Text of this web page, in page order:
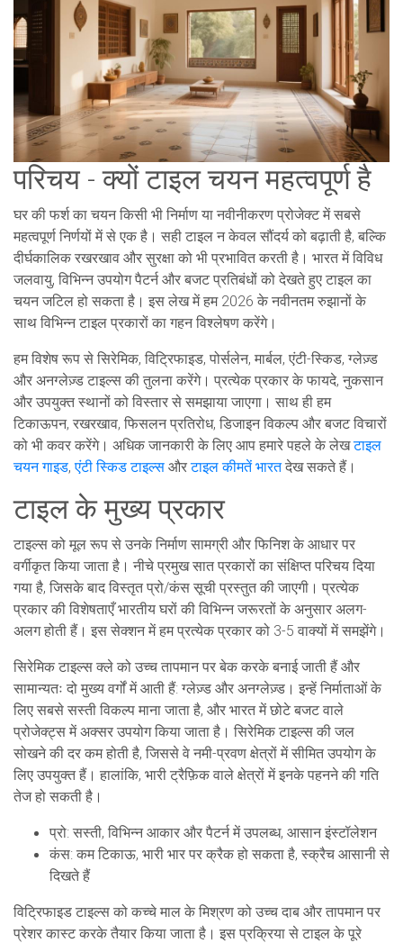
परिचय - क्यों टाइल चयन महत्वपूर्ण है
घर की फर्श का चयन किसी भी निर्माण या नवीनीकरण प्रोजेक्ट में सबसे
महत्वपूर्ण निर्णयों में से एक है। सही टाइल न केवल सौंदर्य को बढ़ाती है, बल्कि
दीर्घकालिक रखरखाव और सुरक्षा को भी प्रभावित करती है। भारत में विविध
जलवायु, विभिन्न उपयोग पैटर्न और बजट प्रतिबंधों को देखते हुए टाइल का
चयन जटिल हो सकता है। इस लेख में हम 2026 के नवीनतम रुझानों के
साथ विभिन्न टाइल प्रकारों का गहन विश्लेषण करेंगे।
हम विशेष रूप से सिरेमिक, विट्रिफाइड, पोर्सलेन, मार्बल, एंटी-स्किड, ग्लेज़्ड
और अनग्लेज़्ड टाइल्स की तुलना करेंगे। प्रत्येक प्रकार के फायदे, नुकसान
और उपयुक्त स्थानों को विस्तार से समझाया जाएगा। साथ ही हम
टिकाऊपन, रखरखाव, फिसलन प्रतिरोध, डिजाइन विकल्प और बजट विचारों
को भी कवर करेंगे। अधिक जानकारी के लिए आप हमारे पहले के लेखटाइल
चयन गाइड,एंटी स्किड टाइल्स औरटाइल कीमतें भारतदेख सकते हैं।
टाइल के मुख्य प्रकार
टाइल्स को मूल रूप से उनके निर्माण सामग्री और फिनिश के आधार पर
वर्गीकृत किया जाता है। नीचे प्रमुख सात प्रकारों का संक्षिप्त परिचय दिया
गया है, जिसके बाद विस्तृत प्रो/कंस सूची प्रस्तुत की जाएगी। प्रत्येक
प्रकार की विशेषताएँ भारतीय घरों की विभिन्न जरूरतों के अनुसार अलग-
अलग होती हैं। इस सेक्शन में हम प्रत्येक प्रकार को 3-5 वाक्यों में समझेंगे।
सिरेमिक टाइल्स क्ले को उच्च तापमान पर बेक करके बनाई जाती हैं और
सामान्यतः दो मुख्य वर्गों में आती हैं: ग्लेज़्ड और अनग्लेज़्ड। इन्हें निर्माताओं के
लिए सबसे सस्ती विकल्प माना जाता है, और भारत में छोटे बजट वाले
प्रोजेक्ट्स में अक्सर उपयोग किया जाता है। सिरेमिक टाइल्स की जल
सोखने की दर कम होती है, जिससे वे नमी-प्रवण क्षेत्रों में सीमित उपयोग के
लिए उपयुक्त हैं। हालांकि, भारी ट्रैफ़िक वाले क्षेत्रों में इनके पहनने की गति
तेज हो सकती है।
प्रो: सस्ती, विभिन्न आकार और पैटर्न में उपलब्ध, आसान इंस्टॉलेशन
कंस: कम टिकाऊ, भारी भार पर क्रैक हो सकता है, स्क्रैच आसानी से
दिखते हैं
विट्रिफाइड टाइल्स को कच्चे माल के मिश्रण को उच्च दाब और तापमान पर
प्रेशर कास्ट करके तैयार किया जाता है। इस प्रक्रिया से टाइल के पूरे